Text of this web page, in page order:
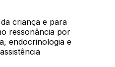
criança e para
ressonância por
endocrinologia e